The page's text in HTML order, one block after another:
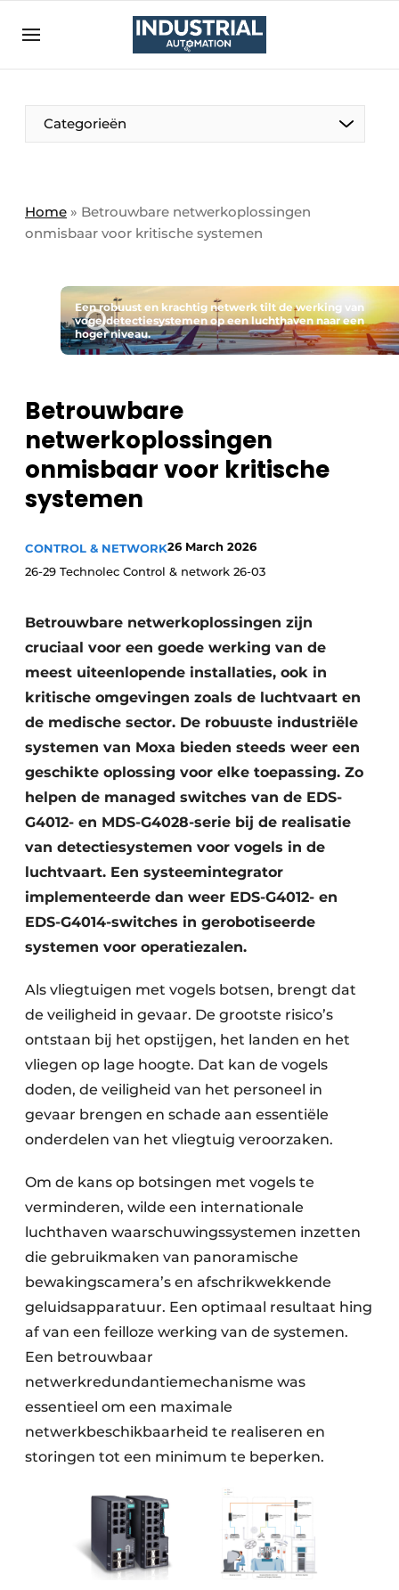
Aanmelden
Bedrijven
Bedrijven
Direct contact
Eigen content aanleveren
Home
Meest gelezen
Nieuwsbrief
Privacy / Cookie statement
Vacature aanmelden
Vacatures
Video’s
Categorieën
Home » Betrouwbare netwerkoplossingen
onmisbaar voor kritische systemen
Een robuust en krachtig netwerk tilt de werking van
vogeldetectiesystemen op een luchthaven naar een
hoger niveau.
Betrouwbare
netwerkoplossingen
onmisbaar voor kritische
systemen
CONTROL & NETWORK26 March 2026
26-29 Technolec Control & network 26-03
Betrouwbare netwerkoplossingen zijn
cruciaal voor een goede werking van de
meest uiteenlopende installaties, ook in
kritische omgevingen zoals de luchtvaart en
de medische sector. De robuuste industriële
systemen van Moxa bieden steeds weer een
geschikte oplossing voor elke toepassing. Zo
helpen de managed switches van de EDS-
G4012- en MDS-G4028-serie bij de realisatie
van detectiesystemen voor vogels in de
luchtvaart. Een systeemintegrator
implementeerde dan weer EDS-G4012- en
EDS-G4014-switches in gerobotiseerde
systemen voor operatiezalen.
Als vliegtuigen met vogels botsen, brengt dat
de veiligheid in gevaar. De grootste risico’s
ontstaan bij het opstijgen, het landen en het
vliegen op lage hoogte. Dat kan de vogels
doden, de veiligheid van het personeel in
gevaar brengen en schade aan essentiële
onderdelen van het vliegtuig veroorzaken.
Om de kans op botsingen met vogels te
verminderen, wilde een internationale
luchthaven waarschuwingssystemen inzetten
die gebruikmaken van panoramische
bewakingscamera’s en afschrikwekkende
geluidsapparatuur. Een optimaal resultaat hing
af van een feilloze werking van de systemen.
Een betrouwbaar
netwerkredundantiemechanisme was
essentieel om een maximale
netwerkbeschikbaarheid te realiseren en
storingen tot een minimum te beperken.